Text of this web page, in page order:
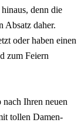
denn die
Absatz daher.
oder haben einen
zum Feiern
Ihren neuen
tollen Damen-